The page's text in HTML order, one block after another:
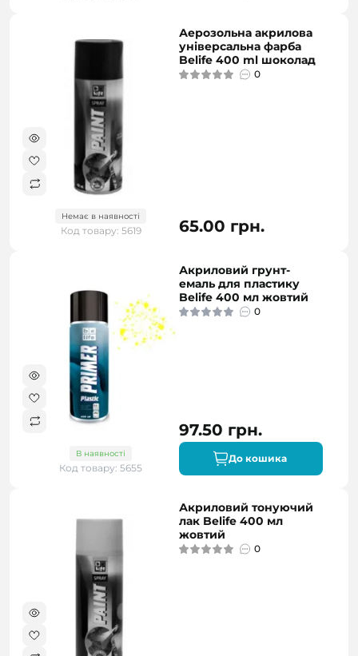
Немає в наявності
Код товару: 5619
Аерозольна акрилова
універсальна фарба
Belife 400 ml шоколад
0
65.00 грн.
В наявності
Код товару: 5655
Акриловий грунт-
емаль для пластику
Belife 400 мл жовтий
0
97.50 грн.
До кошика
Акриловий тонуючий
лак Belife 400 мл
жовтий
0